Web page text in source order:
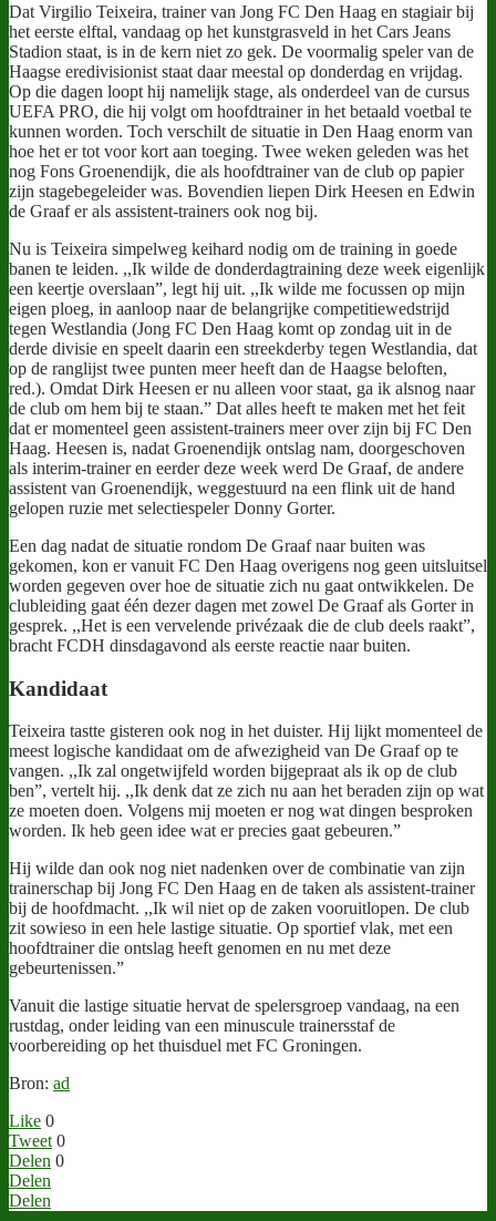
Dat Virgilio Teixeira, trainer van Jong FC Den Haag en stagiair bij
het eerste elftal, vandaag op het kunstgrasveld in het Cars Jeans
Stadion staat, is in de kern niet zo gek. De voormalig speler van de
Haagse eredivisionist staat daar meestal op donderdag en vrijdag.
Op die dagen loopt hij namelijk stage, als onderdeel van de cursus
UEFA PRO, die hij volgt om hoofdtrainer in het betaald voetbal te
kunnen worden. Toch verschilt de situatie in Den Haag enorm van
hoe het er tot voor kort aan toeging. Twee weken geleden was het
nog Fons Groenendijk, die als hoofdtrainer van de club op papier
zijn stagebegeleider was. Bovendien liepen Dirk Heesen en Edwin
de Graaf er als assistent-trainers ook nog bij.
Nu is Teixeira simpelweg keihard nodig om de training in goede
banen te leiden. ,,Ik wilde de donderdagtraining deze week eigenlijk
een keertje overslaan”, legt hij uit. ,,Ik wilde me focussen op mijn
eigen ploeg, in aanloop naar de belangrijke competitiewedstrijd
tegen Westlandia (Jong FC Den Haag komt op zondag uit in de
derde divisie en speelt daarin een streekderby tegen Westlandia, dat
op de ranglijst twee punten meer heeft dan de Haagse beloften,
red.). Omdat Dirk Heesen er nu alleen voor staat, ga ik alsnog naar
de club om hem bij te staan.” Dat alles heeft te maken met het feit
dat er momenteel geen assistent-trainers meer over zijn bij FC Den
Haag. Heesen is, nadat Groenendijk ontslag nam, doorgeschoven
als interim-trainer en eerder deze week werd De Graaf, de andere
assistent van Groenendijk, weggestuurd na een flink uit de hand
gelopen ruzie met selectiespeler Donny Gorter.
Een dag nadat de situatie rondom De Graaf naar buiten was
gekomen, kon er vanuit FC Den Haag overigens nog geen uitsluitsel
worden gegeven over hoe de situatie zich nu gaat ontwikkelen. De
clubleiding gaat één dezer dagen met zowel De Graaf als Gorter in
gesprek. ,,Het is een vervelende privézaak die de club deels raakt”,
bracht FCDH dinsdagavond als eerste reactie naar buiten.
Kandidaat
Teixeira tastte gisteren ook nog in het duister. Hij lijkt momenteel de
meest logische kandidaat om de afwezigheid van De Graaf op te
vangen. ,,Ik zal ongetwijfeld worden bijgepraat als ik op de club
ben”, vertelt hij. ,,Ik denk dat ze zich nu aan het beraden zijn op wat
ze moeten doen. Volgens mij moeten er nog wat dingen besproken
worden. Ik heb geen idee wat er precies gaat gebeuren.”
Hij wilde dan ook nog niet nadenken over de combinatie van zijn
trainerschap bij Jong FC Den Haag en de taken als assistent-trainer
bij de hoofdmacht. ,,Ik wil niet op de zaken vooruitlopen. De club
zit sowieso in een hele lastige situatie. Op sportief vlak, met een
hoofdtrainer die ontslag heeft genomen en nu met deze
gebeurtenissen.”
Vanuit die lastige situatie hervat de spelersgroep vandaag, na een
rustdag, onder leiding van een minuscule trainersstaf de
voorbereiding op het thuisduel met FC Groningen.
Bron: ad
Like 0
Tweet 0
Delen 0
Delen
Delen